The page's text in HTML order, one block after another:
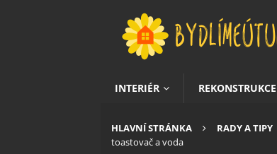
INTERIÉR REKONSTRUKCE
HLAVNÍ STRÁNKA RADY A TIPY
toastovač a voda